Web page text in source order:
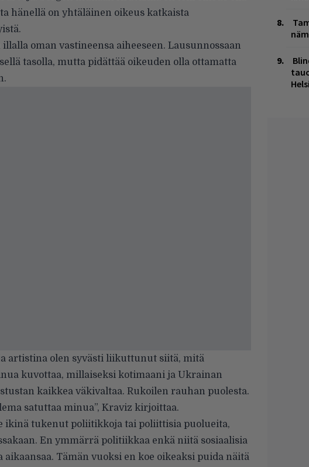
hänellä on yhtäläinen oikeus katkaista
oman vastineensa aiheeseen. Lausunnossaan
tasolla, mutta pidättää oikeuden olla ottamatta
artistina olen syvästi liikuttunut siitä, mitä
kuvottaa, millaiseksi kotimaani ja Ukrainan
kaikkea väkivaltaa. Rukoilen rauhan puolesta.
satuttaa minua”, Kraviz kirjoittaa.
ikinä tukenut poliitikkoja tai poliittisia puolueita,
En ymmärrä politiikkaa enkä niitä sosiaalisia
aikaansaa. Tämän vuoksi en koe oikeaksi puida näitä